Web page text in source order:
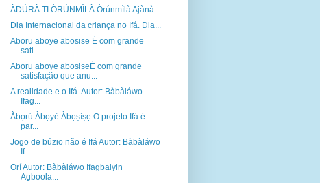
ÀDÚRÀ TI ÒRÚNMÌLÀ Òrúnmìlà Ajànà...
Dia Internacional da criança no Ifá. Dia...
Aboru aboye abosise È com grande
sati...
Aboru aboye abosiseÈ com grande
satisfação que anu...
A realidade e o Ifá. Autor: Bàbàláwo
Ifag...
Àbọrú Àbọyè Àbọṣíṣẹ O projeto Ifá é
par...
Jogo de búzio não é Ifá Autor: Bàbàláwo
If...
Orí Autor: Bàbàláwo Ifagbaiyin
Agboola...